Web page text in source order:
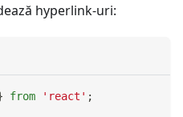
hyperlink-uri:
from 'react' ;